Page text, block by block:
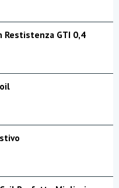
Restistenza GTI 0,4